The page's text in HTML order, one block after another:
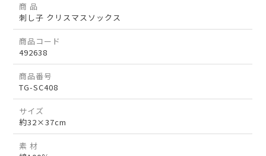
商 品
刺し子 クリスマスソックス
商品コード
492638
商品番号
TG-SC408
サイズ
約32×37cm
素 材